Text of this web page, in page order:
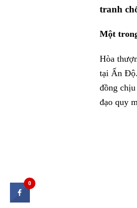
tranh
Một
Hòa
tại Ấn
đồng
đạo quy
0